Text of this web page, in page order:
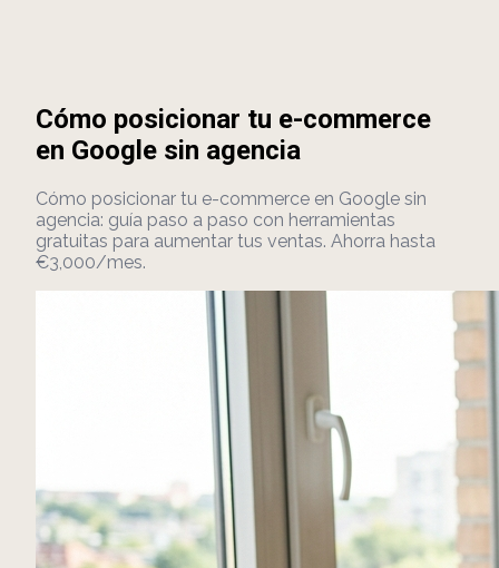
Cómo posicionar tu e-commerce
en Google sin agencia
Cómo posicionar tu e-commerce en Google sin
agencia: guía paso a paso con herramientas
gratuitas para aumentar tus ventas. Ahorra hasta
€3,000/mes.